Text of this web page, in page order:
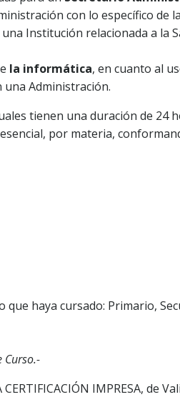
con lo específico de
Institución relacionada a la
la informática, en cuanto al
Administración.
tienen una duración de 24
por materia,
que haya cursado: Primario,
Curso.-
IMPRESA, de